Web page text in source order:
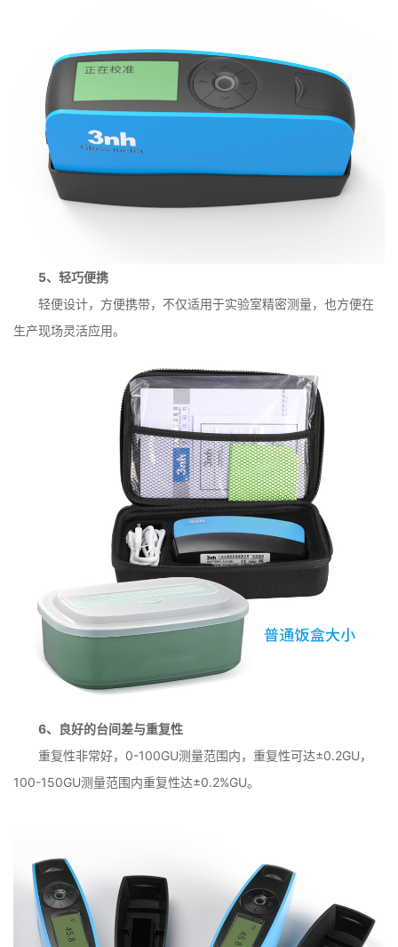
5、轻巧便携
轻便设计，方便携带，不仅适用于实验室精密测量，也方便在
生产现场灵活应用。
6、良好的台间差与重复性
重复性非常好，0-100GU测量范围内，重复性可达±0.2GU，
100-150GU测量范围内重复性达±0.2%GU。